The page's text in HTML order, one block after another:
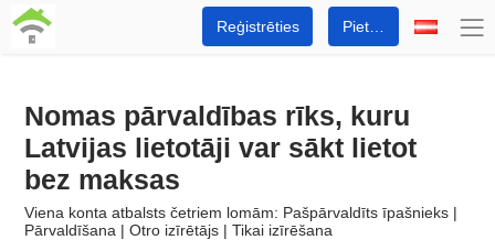
Reģistrēties Pieteikties
Nomas pārvaldības rīks, kuru
Latvijas lietotāji var sākt lietot
bez maksas
Viena konta atbalsts četriem lomām: Pašpārvaldīts īpašnieks |
Pārvaldīšana | Otro izīrētājs | Tikai izīrēšana